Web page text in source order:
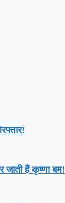
जाती हैं कृष्णा बम!